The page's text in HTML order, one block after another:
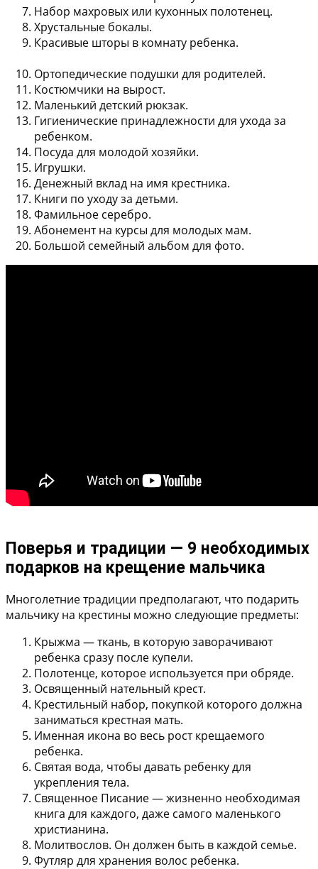
Набор махровых или кухонных полотенец.
Хрустальные бокалы.
Красивые шторы в комнату ребенка.
Ортопедические подушки для родителей.
Костюмчики на вырост.
Маленький детский рюкзак.
Гигиенические принадлежности для ухода за
ребенком.
Посуда для молодой хозяйки.
Игрушки.
Денежный вклад на имя крестника.
Книги по уходу за детьми.
Фамильное серебро.
Абонемент на курсы для молодых мам.
Большой семейный альбом для фото.
Поверья и традиции — 9 необходимых
подарков на крещение мальчика
Многолетние традиции предполагают, что подарить
мальчику на крестины можно следующие предметы:
Крыжма — ткань, в которую заворачивают
ребенка сразу после купели.
Полотенце, которое используется при обряде.
Освященный нательный крест.
Крестильный набор, покупкой которого должна
заниматься крестная мать.
Именная икона во весь рост крещаемого
ребенка.
Святая вода, чтобы давать ребенку для
укрепления тела.
Священное Писание— жизненно необходимая
книга для каждого, даже самого маленького
христианина.
Молитвослов. Он должен быть в каждой семье.
Футляр для хранения волос ребенка.